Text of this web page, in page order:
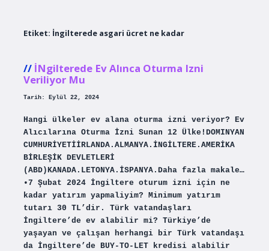
Etiket: İngilterede asgari ücret ne kadar
İNgilterede Ev Alınca Oturma Izni
Veriliyor Mu
Tarih: Eylül 22, 2024
Hangi ülkeler ev alana oturma izni veriyor? Ev
Alıcılarına Oturma İzni Sunan 12 Ülke!DOMINYAN
CUMHURİYETİİRLANDA.ALMANYA.İNGİLTERE.AMERİKA
BİRLEŞİK DEVLETLERİ
(ABD)KANADA.LETONYA.İSPANYA.Daha fazla makale…
•7 Şubat 2024 İngiltere oturum izni için ne
kadar yatırım yapmaliyim? Minimum yatırım
tutarı 30 TL’dir. Türk vatandaşları
İngiltere’de ev alabilir mi? Türkiye’de
yaşayan ve çalışan herhangi bir Türk vatandaşı
da İngiltere’de BUY-TO-LET kredisi alabilir